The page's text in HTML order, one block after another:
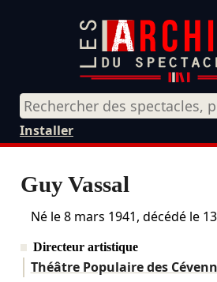
Installer
Guy Vassal
Né le8 mars 1941, décédé le
Directeur artistique
Théâtre Populaire des